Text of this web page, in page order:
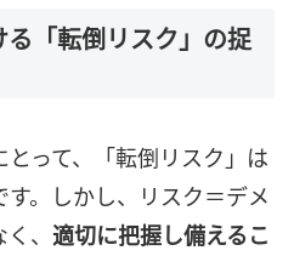
「転倒リスク」の捉
って、「転倒リスク」は
。しかし、リスク＝デメ
、 適切に把握し備えるこ